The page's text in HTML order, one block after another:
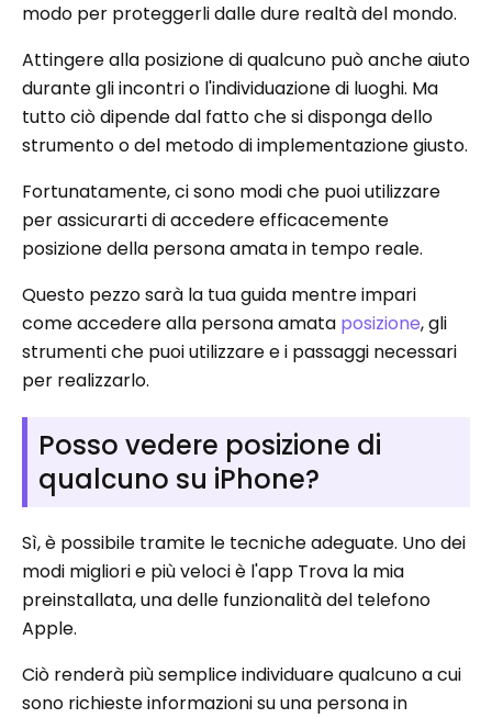
modo per proteggerli dalle dure realtà del mondo.
Attingere alla posizione di qualcuno può anche aiuto
durante gli incontri o l'individuazione di luoghi. Ma
tutto ciò dipende dal fatto che si disponga dello
strumento o del metodo di implementazione giusto.
Fortunatamente, ci sono modi che puoi utilizzare
per assicurarti di accedere efficacemente
posizione della persona amata in tempo reale.
Questo pezzo sarà la tua guida mentre impari
come accedere alla persona amata posizione, gli
strumenti che puoi utilizzare e i passaggi necessari
per realizzarlo.
Posso vedere posizione di
qualcuno su iPhone?
Sì, è possibile tramite le tecniche adeguate. Uno dei
modi migliori e più veloci è l'app Trova la mia
preinstallata, una delle funzionalità del telefono
Apple.
Ciò renderà più semplice individuare qualcuno a cui
sono richieste informazioni su una persona in